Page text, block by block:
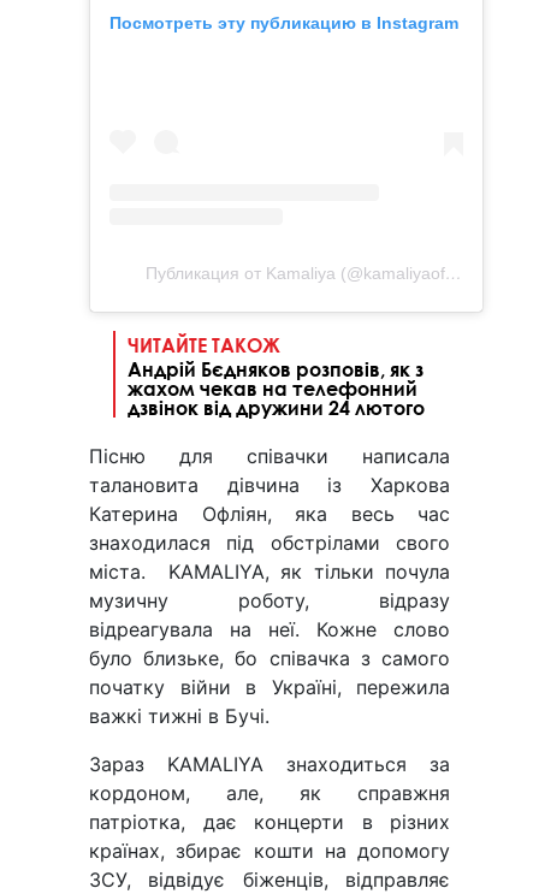
Посмотреть эту публикацию в Instagram
Публикация от Kamaliya (@kamaliyaofficial)
ЧИТАЙТЕ ТАКОЖ
Андрій Бєдняков розповів, як з
жахом чекав на телефонний
дзвінок від дружини 24 лютого
Пісню для співачки написала
талановита дівчина із Харкова
Катерина Офліян, яка весь час
знаходилася під обстрілами свого
міста. KAMALIYA, як тільки почула
музичну роботу, відразу
відреагувала на неї. Кожне слово
було близьке, бо співачка з самого
початку війни в Україні, пережила
важкі тижні в Бучі.
Зараз KAMALIYA знаходиться за
кордоном, але, як справжня
патріотка, дає концерти в різних
країнах, збирає кошти на допомогу
ЗСУ, відвідує біженців, відправляє